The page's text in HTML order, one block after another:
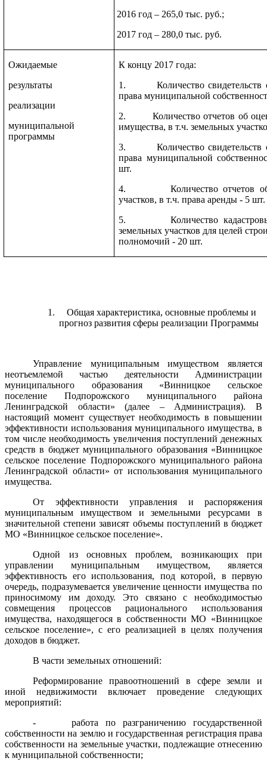
2016 год – 265,0 тыс. руб.;
2017 год – 280,0 тыс. руб.
Ожидаемые
результаты
реализации
муниципальной
программы
К концу 2017 года:
1. Количество свидетельств о
права муниципальной
2. Количество отчетов об
имущества, в т.ч. земельных
3. Количество свидетельств о
права муниципальной
шт.
4. Количество отчетов об
участков, в т.ч. права аренды - 5 шт.
5. Количество кадастровых
земельных участков для целей
полномочий - 20 шт.
1. Общая характеристика, основные проблемы и
прогноз развития сферы реализации Программы
Управление муниципальным имуществом является
неотъемлемой частью деятельности Администрации
муниципального образования «Винницкое сельское
поселение Подпорожского муниципального района
Ленинградской области» (далее – Администрация). В
настоящий момент существует необходимость в повышении
эффективности использования муниципального имущества, в
том числе необходимость увеличения поступлений денежных
средств в бюджет муниципального образования «Винницкое
сельское поселение Подпорожского муниципального района
Ленинградской области» от использования муниципального
имущества.
От эффективности управления и распоряжения
муниципальным имуществом и земельными ресурсами в
значительной степени зависят объемы поступлений в бюджет
МО «Винницкое сельское поселение».
Одной из основных проблем, возникающих при
управлении муниципальным имуществом, является
эффективность его использования, под которой, в первую
очередь, подразумевается увеличение ценности имущества по
приносимому им доходу. Это связано с необходимостью
совмещения процессов рационального использования
имущества, находящегося в собственности МО «Винницкое
сельское поселение», с его реализацией в целях получения
доходов в бюджет.
В части земельных отношений:
Реформирование правоотношений в сфере земли и
иной недвижимости включает проведение следующих
мероприятий:
- работа по разграничению государственной
собственности на землю и государственная регистрация права
собственности на земельные участки, подлежащие отнесению
к муниципальной собственности;